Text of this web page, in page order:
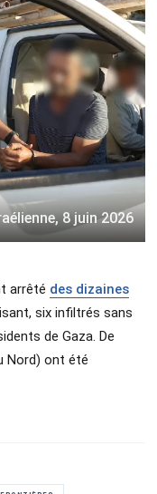
8 juin 2026
arrêté des dizaines
six infiltrés sans
de Gaza. De
Nord) ont été